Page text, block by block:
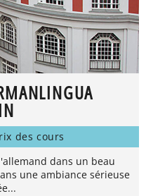
des cours
dans un beau
une ambiance sérieuse